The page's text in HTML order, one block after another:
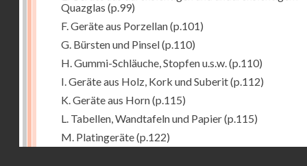
Quazglas (p.99)
F. Geräte aus Porzellan(p.101)
G. Bürsten und Pinsel(p.110)
H. Gummi-Schläuche, Stopfen u.s.w. (p.110)
I. Geräte aus Holz, Kork und Suberit(p.112)
K. Geräte aus Horn(p.115)
L. Tabellen, Wandtafeln und Papier(p.115)
M. Platingeräte(p.122)